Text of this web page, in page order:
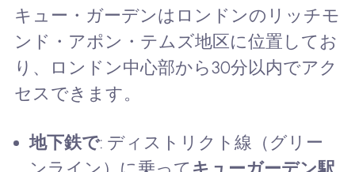
キュー・ガーデンはロンドンのリッチモ
ンド・アポン・テムズ地区に位置してお
り、ロンドン中心部から30分以内でアク
セスできます。
地下鉄で: ディストリクト線（グリー